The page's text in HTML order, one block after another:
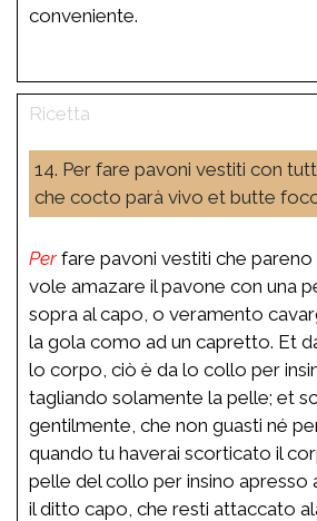
conveniente.
14. Per fare pavoni vestiti con
che cocto parà vivo et butte
Perfare pavoni vestiti che pareno
vole amazare il pavone con una
sopra al capo, o veramento
la gola como ad un capretto. Et
lo corpo, ciò è da lo collo per
tagliando solamente la pelle; et
gentilmente, che non guasti né
quando tu haverai scorticato il
pelle del collo per insino apresso
il ditto capo, che resti attaccato